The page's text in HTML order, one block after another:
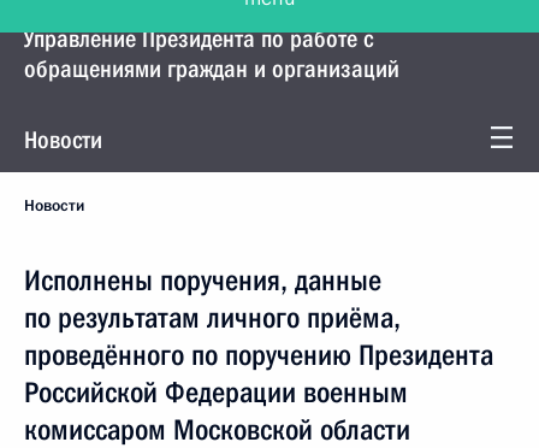
Управление Президента по работе с
обращениями граждан и организаций
Новости
Новости
Исполнены поручения, данные
по результатам личного приёма,
проведённого по поручению Президента
Российской Федерации военным
комиссаром Московской области